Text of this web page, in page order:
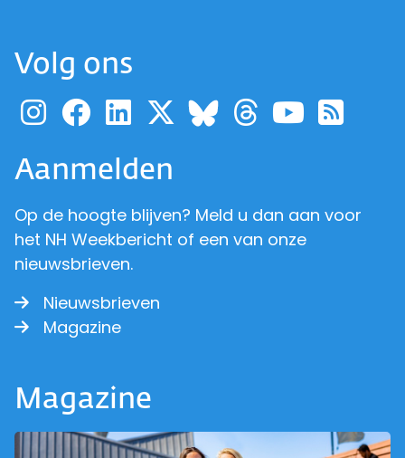
Volg ons
Ga naar de pagina van
Ga naar de pagina
Ga naar de
Ga naar de
Ga naar de
Ga naar
Ga
Aanmelden
Op de hoogte blijven? Meld u dan aan voor
het NH Weekbericht of een van onze
nieuwsbrieven.
Nieuwsbrieven
Magazine
Magazine